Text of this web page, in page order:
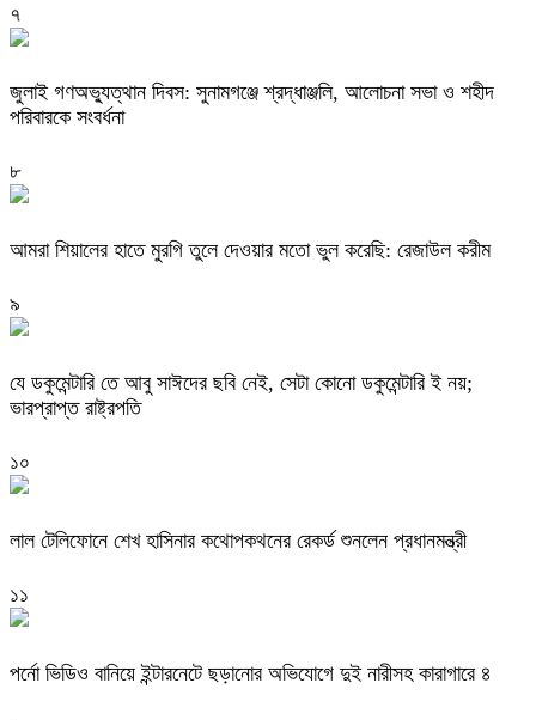
৭
জুলাই গণঅভ্যুত্থান দিবস: সুনামগঞ্জে শ্রদ্ধাঞ্জলি, আলোচনা সভা ও শহীদ
পরিবারকে সংবর্ধনা
৮
‎আমরা শিয়ালের হাতে মুরগি তুলে দেওয়ার মতো ভুল করেছি: রেজাউল করীম
৯
যে ডকুমেন্টারি তে আবু সাঈদের ছবি নেই, সেটা কোনো ডকুমেন্টারি ই নয়;
ভারপ্রাপ্ত রাষ্ট্রপতি
১০
লাল টেলিফোনে শেখ হাসিনার কথোপকথনের রেকর্ড শুনলেন প্রধানমন্ত্রী
১১
পর্নো ভিডিও বানিয়ে ইন্টারনেটে ছড়ানোর অভিযোগে দুই নারীসহ কারাগারে ৪